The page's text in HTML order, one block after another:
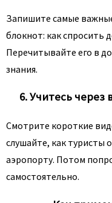
Запишите самые
блокнот: как спросить
Перечитывайте его в
знания.
6. Учитесь через
Смотрите короткие
слушайте, как туристы
аэропорту. Потом
самостоятельно.